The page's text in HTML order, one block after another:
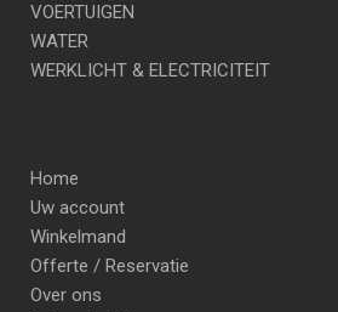
VOERTUIGEN
WATER
WERKLICHT & ELECTRICITEIT
Home
Uw account
Winkelmand
Offerte / Reservatie
Over ons